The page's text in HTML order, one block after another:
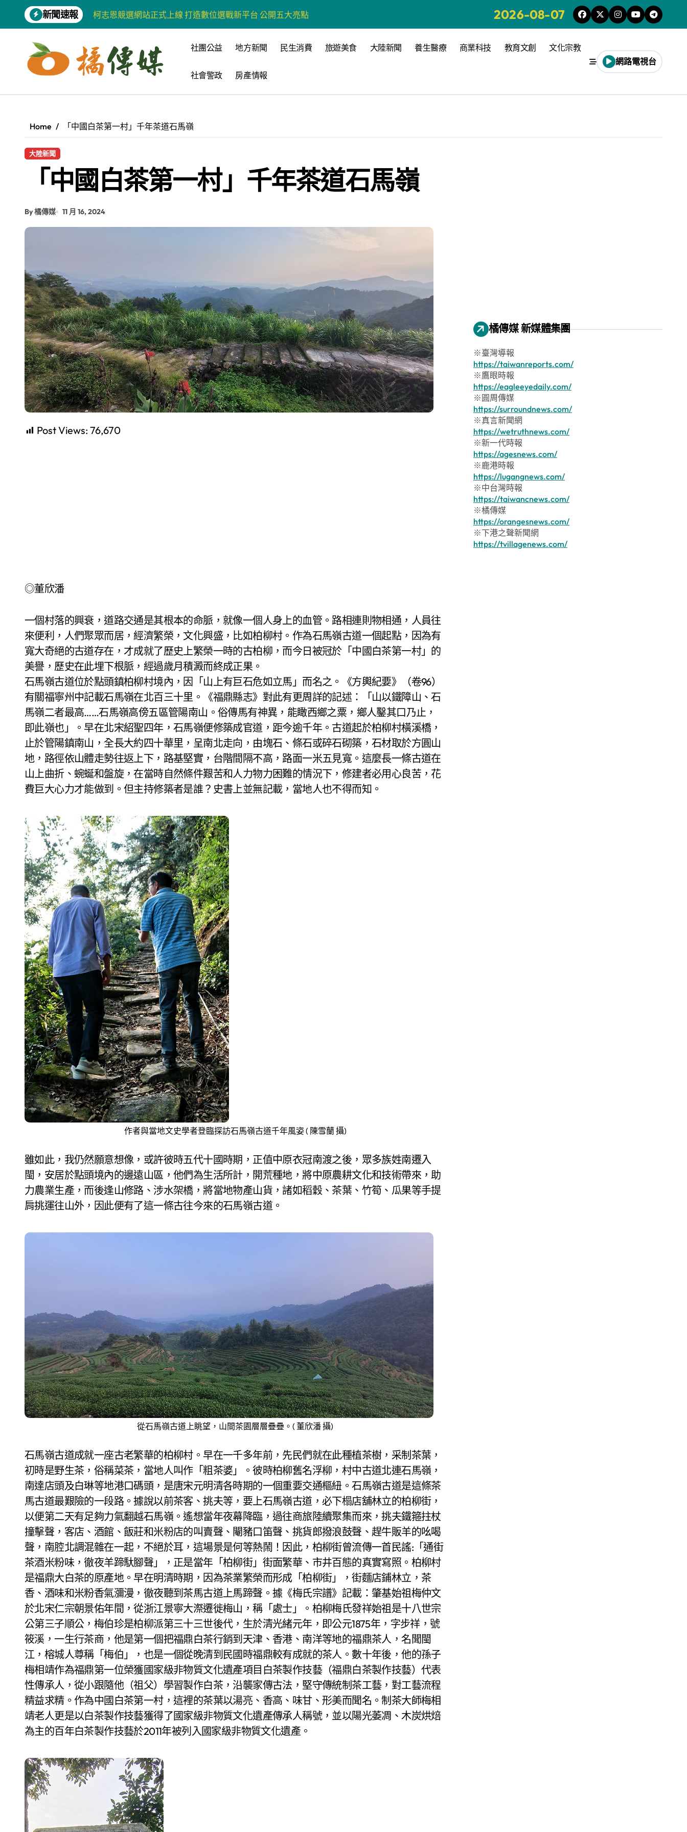
content
新聞速報
柯志恩競選網站正式上線 打造數位選戰新平台 公開五大亮點
藍綠市長參選人對無人載具條例互批 柯志恩：國民黨版才是「國防+產業」務實版
爭取原住民選票 柯志恩提原民5大政策 打造城鄉共好高雄
雅安 天府之肺裡的安逸密碼 一座被時光偏愛的巴適小城
高科大機電系與日本愛媛大學跨校合作 並感謝世豐螺絲捐助獎學金
四川雅安 千年古剎雲峰寺
2026-08-07
社團公益 地方新聞 民生消費 旅遊美食 大陸新聞 養生醫療 商業科技 教育文創 文化宗教
社會警政 房產情報
網路電視台
Home 「中國白茶第一村」千年茶道石馬嶺
大陸新聞
「中國白茶第一村」千年茶道石馬嶺
By 橘傳媒 11 月 16, 2024
Post Views: 76,670
◎董欣潘
一個村落的興衰，道路交通是其根本的命脈，就像一個人身上的血管。路相連則物相通，人員往
來便利，人們聚眾而居，經濟繁榮，文化興盛，比如柏柳村。作為石馬嶺古道一個起點，因為有
寬大奇絕的古道存在，才成就了歷史上繁榮一時的古柏柳，而今日被冠於「中國白茶第一村」的
美譽，歷史在此埋下根脈，經過歲月積澱而終成正果。
石馬嶺古道位於點頭鎮柏柳村境內，因「山上有巨石危如立馬」而名之。《方輿紀要》（卷96）
有關福寧州中記載石馬嶺在北百三十里。《福鼎縣志》對此有更周詳的記述：「山以鐵障山、石
馬嶺二者最高……石馬嶺高傍五區管陽南山。俗傳馬有神異，能瞰西鄉之粟，鄉人鑿其口乃止，
即此嶺也」。早在北宋紹聖四年，石馬嶺便修築成官道，距今逾千年。古道起於柏柳村橫溪橋，
止於管陽鎮南山，全長大約四十華里，呈南北走向，由塊石、條石或碎石砌築，石材取於方圓山
地，路徑依山體走勢往返上下，路基堅實，台階間隔不高，路面一米五見寬。這麼長一條古道在
山上曲折、蜿蜒和盤旋，在當時自然條件艱苦和人力物力困難的情況下，修建者必用心良苦，花
費巨大心力才能做到。但主持修築者是誰？史書上並無記載，當地人也不得而知。
作者與當地文史學者登臨探訪石馬嶺古道千年風姿 ( 陳雪蘭 攝)
雖如此，我仍然願意想像，或許彼時五代十國時期，正值中原衣冠南渡之後，眾多族姓南遷入
閩，安居於點頭境內的邊遠山區，他們為生活所計，開荒種地，將中原農耕文化和技術帶來，助
力農業生產，而後逢山修路、涉水架橋，將當地物產山貨，諸如稻穀、茶葉、竹筍、瓜果等手提
肩挑運往山外，因此便有了這一條古往今來的石馬嶺古道。
從石馬嶺古道上眺望，山間茶園層層疊疊。( 董欣潘 攝)
石馬嶺古道成就一座古老繁華的柏柳村。早在一千多年前，先民們就在此種植茶樹，采制茶葉，
初時是野生茶，俗稱菜茶，當地人叫作「粗茶婆」。彼時柏柳舊名浮柳，村中古道北連石馬嶺，
南達店頭及白琳等地港口碼頭，是唐宋元明清各時期的一個重要交通樞紐。石馬嶺古道是這條茶
馬古道最艱險的一段路。據說以前茶客、挑夫等，要上石馬嶺古道，必下榻店舖林立的柏柳街，
以便第二天有足夠力氣翻越石馬嶺。遙想當年夜幕降臨，過往商旅陸續聚集而來，挑夫鐵箍拄杖
撞擊聲，客店、酒館、飯莊和米粉店的叫賣聲、閹豬口笛聲、挑貨郎撥浪鼓聲、趕牛販羊的吆喝
聲，南腔北調混雜在一起，不絕於耳，這場景是何等熱鬧！因此，柏柳街曾流傳一首民謠:「通街
茶酒米粉味，徹夜羊蹄馱腳聲」，正是當年「柏柳街」街面繁華、市井百態的真實寫照。柏柳村
是福鼎大白茶的原產地。早在明清時期，因為茶業繁榮而形成「柏柳街」，街麵店鋪林立，茶
香、酒味和米粉香氣瀰漫，徹夜聽到茶馬古道上馬蹄聲。據《梅氏宗譜》記載：肇基始祖梅仲文
於北宋仁宗朝景佑年間，從浙江景寧大漈遷徙梅山，稱「處士」。柏柳梅氏發祥始祖是十八世宗
公第三子順公，梅伯珍是柏柳派第三十三世後代，生於清光緒元年，即公元1875年，字步祥，號
筱溪，一生行茶商，他是第一個把福鼎白茶行銷到天津、香港、南洋等地的福鼎茶人，名聞閩
江，榕城人尊稱「梅伯」，也是一個從晚清到民國時福鼎較有成就的茶人。數十年後，他的孫子
梅相靖作為福鼎第一位榮獲國家級非物質文化遺產項目白茶製作技藝（福鼎白茶製作技藝）代表
性傳承人，從小跟隨他（祖父）學習製作白茶，沿襲家傳古法，堅守傳統制茶工藝，對工藝流程
精益求精。作為中國白茶第一村，這裡的茶葉以湯亮、香高、味甘、形美而聞名。制茶大師梅相
靖老人更是以白茶製作技藝獲得了國家級非物質文化遺產傳承人稱號，並以陽光萎凋、木炭烘焙
為主的百年白茶製作技藝於2011年被列入國家級非物質文化遺產。
橘傳媒 新媒體集團
※臺灣導報
https://taiwanreports.com/
※鷹眼時報
https://eagleeyedaily.com/
※圓周傳媒
https://surroundnews.com/
※真言新聞網
https://wetruthnews.com/
※新一代時報
https://agesnews.com/
※鹿港時報
https://lugangnews.com/
※中台灣時報
https://taiwancnews.com/
※橘傳媒
https://orangesnews.com/
※下港之聲新聞網
https://tvillagenews.com/